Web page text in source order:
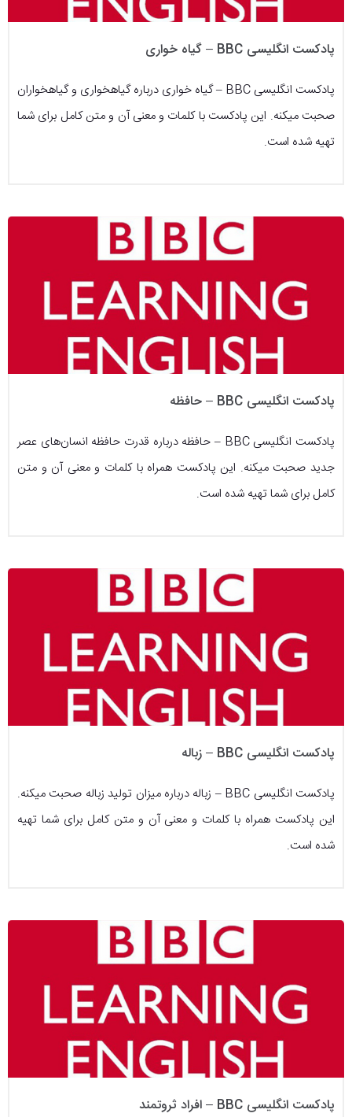
پادکست انگلیسی BBC – گیاه خواری
پادکست انگلیسی BBC – گیاه خواری درباره گیاهخواری و گیاهخواران
صحبت میکنه. این پادکست با کلمات و معنی آن و متن کامل برای شما
تهیه شده است.
پادکست انگلیسی BBC – حافظه
پادکست انگلیسی BBC – حافظه درباره قدرت حافظه انسان‌های عصر
جدید صحبت میکنه. این پادکست همراه با کلمات و معنی آن و متن
کامل برای شما تهیه شده است.
پادکست انگلیسی BBC – زباله
پادکست انگلیسی BBC – زباله درباره میزان تولید زباله صحبت میکنه.
این پادکست همراه با کلمات و معنی آن و متن کامل برای شما تهیه
شده است.
پادکست انگلیسی BBC – افراد ثروتمند